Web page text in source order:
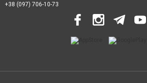
+38 (097) 706-10-73